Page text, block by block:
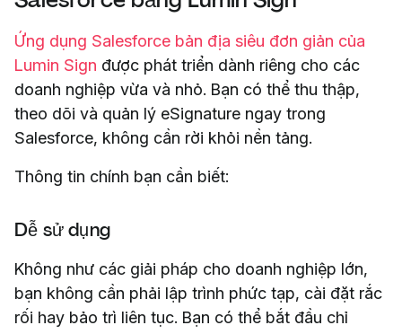
Ứng dụng Salesforce bản địa siêu đơn giản của
Lumin Sign được phát triển dành riêng cho các
doanh nghiệp vừa và nhỏ. Bạn có thể thu thập,
theo dõi và quản lý eSignature ngay trong
Salesforce, không cần rời khỏi nền tảng.
Thông tin chính bạn cần biết:
Dễ sử dụng
Không như các giải pháp cho doanh nghiệp lớn,
bạn không cần phải lập trình phức tạp, cài đặt rắc
rối hay bảo trì liên tục. Bạn có thể bắt đầu chỉ